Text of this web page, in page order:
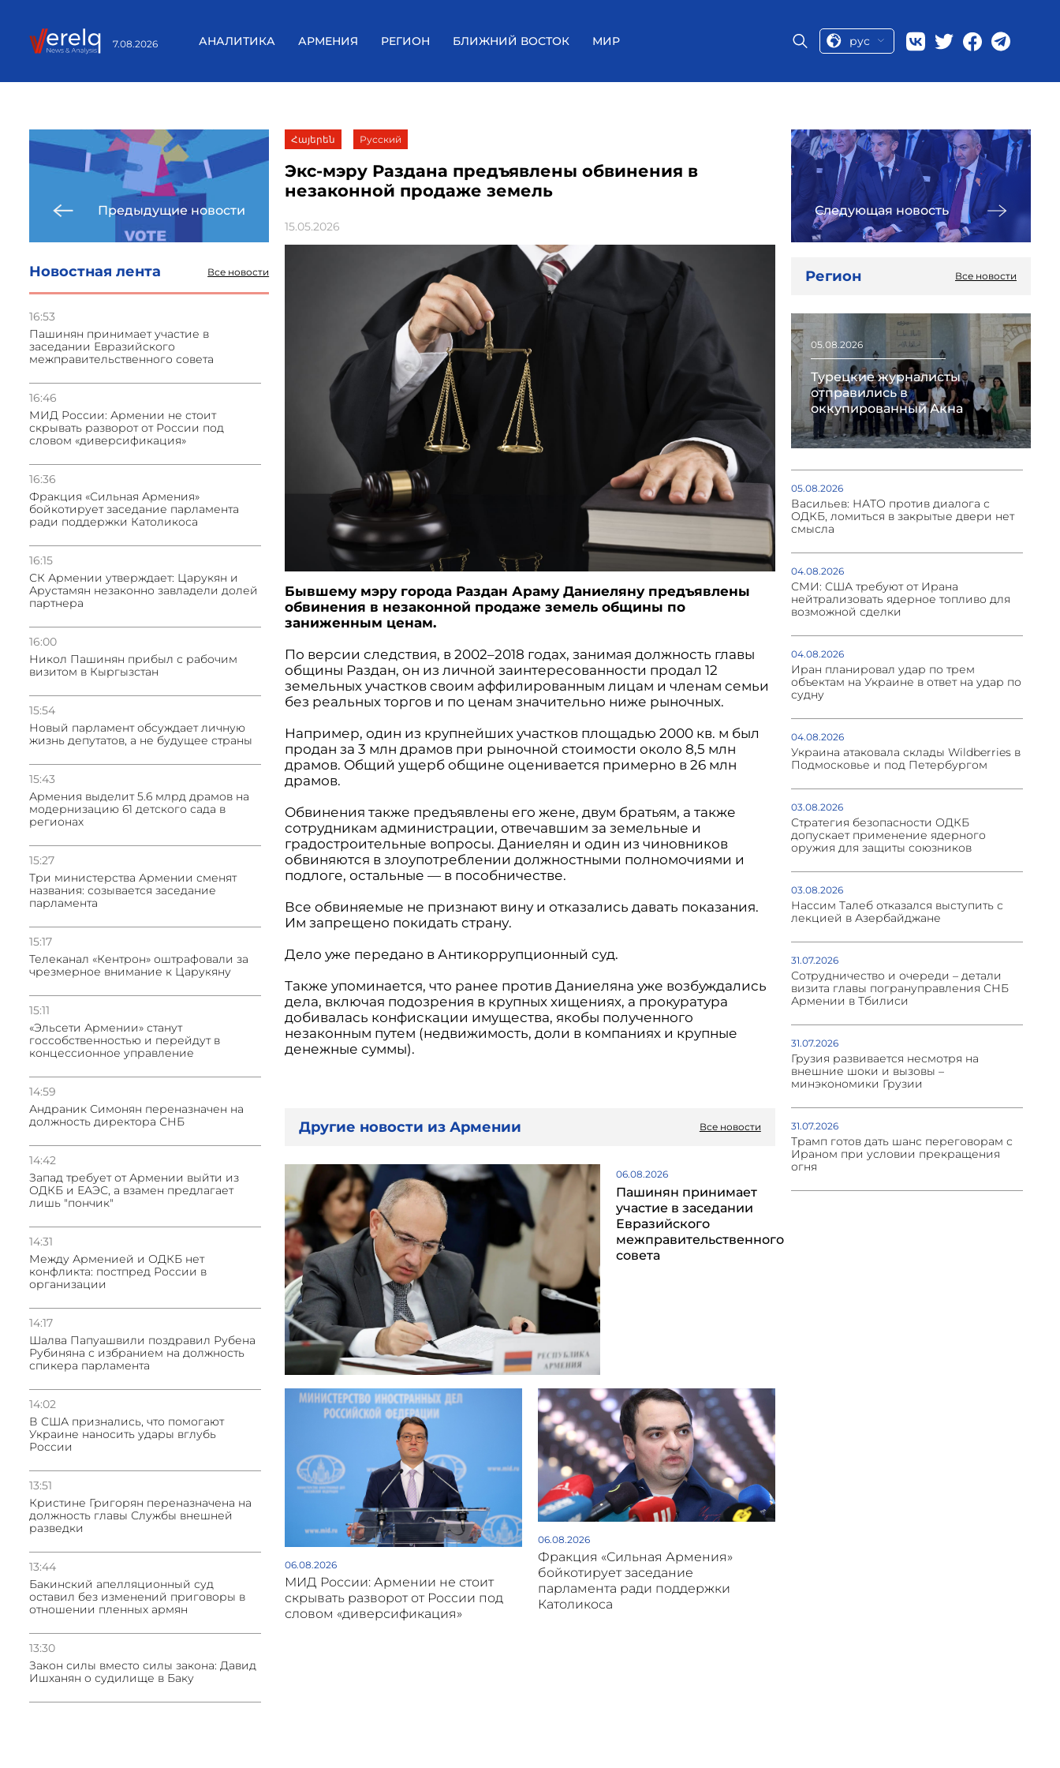
7.08.2026 АНАЛИТИКА АРМЕНИЯ РЕГИОН БЛИЖНИЙ ВОСТОК МИР рус
Предыдущие новости
Новостная лента Все новости
16:53
Пашинян принимает участие в
заседании Евразийского
межправительственного совета
16:46
МИД России: Армении не стоит
скрывать разворот от России под
словом «диверсификация»
16:36
Фракция «Сильная Армения»
бойкотирует заседание парламента
ради поддержки Католикоса
16:15
СК Армении утверждает: Царукян и
Арустамян незаконно завладели долей
партнера
16:00
Никол Пашинян прибыл с рабочим
визитом в Кыргызстан
15:54
Новый парламент обсуждает личную
жизнь депутатов, а не будущее страны
15:43
Армения выделит 5.6 млрд драмов на
модернизацию 61 детского сада в
регионах
15:27
Три министерства Армении сменят
названия: созывается заседание
парламента
15:17
Телеканал «Кентрон» оштрафовали за
чрезмерное внимание к Царукяну
15:11
«Эльсети Армении» станут
госсобственностью и перейдут в
концессионное управление
14:59
Андраник Симонян переназначен на
должность директора СНБ
14:42
Запад требует от Армении выйти из
ОДКБ и ЕАЭС, а взамен предлагает
лишь "пончик"
14:31
Между Арменией и ОДКБ нет
конфликта: постпред России в
организации
14:17
Шалва Папуашвили поздравил Рубена
Рубиняна с избранием на должность
спикера парламента
14:02
В США признались, что помогают
Украине наносить удары вглубь
России
13:51
Кристине Григорян переназначена на
должность главы Службы внешней
разведки
13:44
Бакинский апелляционный суд
оставил без изменений приговоры в
отношении пленных армян
13:30
Закон силы вместо силы закона: Давид
Ишханян о судилище в Баку
Հայերեն Русский
Экс-мэру Раздана предъявлены обвинения в
незаконной продаже земель
15.05.2026
Бывшему мэру города Раздан Араму Даниеляну предъявлены
обвинения в незаконной продаже земель общины по
заниженным ценам.
По версии следствия, в 2002–2018 годах, занимая должность главы
общины Раздан, он из личной заинтересованности продал 12
земельных участков своим аффилированным лицам и членам семьи
без реальных торгов и по ценам значительно ниже рыночных.
Например, один из крупнейших участков площадью 2000 кв. м был
продан за 3 млн драмов при рыночной стоимости около 8,5 млн
драмов. Общий ущерб общине оценивается примерно в 26 млн
драмов.
Обвинения также предъявлены его жене, двум братьям, а также
сотрудникам администрации, отвечавшим за земельные и
градостроительные вопросы. Даниелян и один из чиновников
обвиняются в злоупотреблении должностными полномочиями и
подлоге, остальные — в пособничестве.
Все обвиняемые не признают вину и отказались давать показания.
Им запрещено покидать страну.
Дело уже передано в Антикоррупционный суд.
Также упоминается, что ранее против Даниеляна уже возбуждались
дела, включая подозрения в крупных хищениях, а прокуратура
добивалась конфискации имущества, якобы полученного
незаконным путем (недвижимость, доли в компаниях и крупные
денежные суммы).
Другие новости из Армении Все новости
06.08.2026
Пашинян принимает
участие в заседании
Евразийского
межправительственного
совета
06.08.2026
МИД России: Армении не стоит
скрывать разворот от России под
словом «диверсификация»
06.08.2026
Фракция «Сильная Армения»
бойкотирует заседание
парламента ради поддержки
Католикоса
Следующая новость
Регион Все новости
05.08.2026
Турецкие журналисты
отправились в
оккупированный Акна
05.08.2026
Васильев: НАТО против диалога с
ОДКБ, ломиться в закрытые двери нет
смысла
04.08.2026
СМИ: США требуют от Ирана
нейтрализовать ядерное топливо для
возможной сделки
04.08.2026
Иран планировал удар по трем
объектам на Украине в ответ на удар по
судну
04.08.2026
Украина атаковала склады Wildberries в
Подмосковье и под Петербургом
03.08.2026
Стратегия безопасности ОДКБ
допускает применение ядерного
оружия для защиты союзников
03.08.2026
Нассим Талеб отказался выступить с
лекцией в Азербайджане
31.07.2026
Сотрудничество и очереди – детали
визита главы погрануправления СНБ
Армении в Тбилиси
31.07.2026
Грузия развивается несмотря на
внешние шоки и вызовы –
минэкономики Грузии
31.07.2026
Трамп готов дать шанс переговорам с
Ираном при условии прекращения
огня